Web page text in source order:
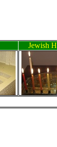
Jewish